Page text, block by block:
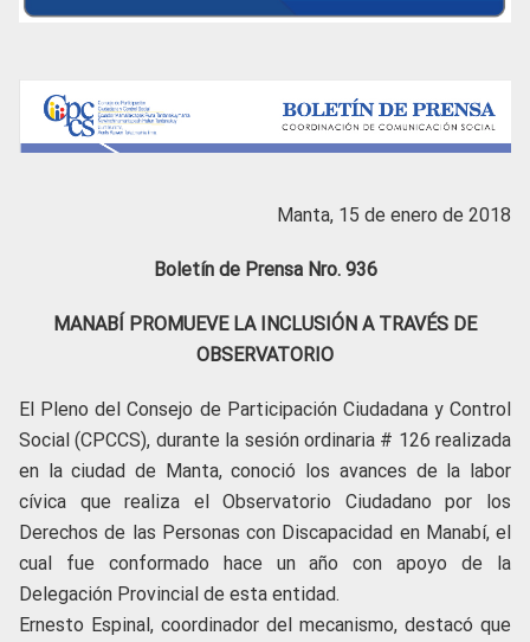
Manta, 15 de enero de 2018
Boletín de Prensa Nro. 936
MANABÍ PROMUEVE LA INCLUSIÓN A TRAVÉS DE
OBSERVATORIO
El Pleno del Consejo de Participación Ciudadana y Control
Social (CPCCS), durante la sesión ordinaria # 126 realizada
en la ciudad de Manta, conoció los avances de la labor
cívica que realiza el Observatorio Ciudadano por los
Derechos de las Personas con Discapacidad en Manabí, el
cual fue conformado hace un año con apoyo de la
Delegación Provincial de esta entidad.
Ernesto Espinal, coordinador del mecanismo, destacó que